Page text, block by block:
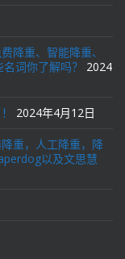
降重、智能降重、
词你了解吗？
2024
2024年4月12日
重，人工降重，降
以及文思慧